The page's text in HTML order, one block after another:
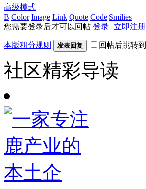
高级模式
B Color Image Link Quote Code Smilies
您需要登录后才可以回帖 登录 | 立即注册
本版积分规则 发表回复 回帖后跳转
社区精彩导读